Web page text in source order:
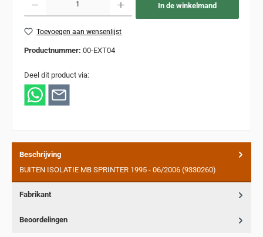
In de winkelmand
Toevoegen aan wensenlijst
Productnummer: 00-EXT04
Deel dit product via:
Beschrijving
BUITEN ISOLATIE MB SPRINTER 1995 - 06/2006 (9330260)
Fabrikant
Beoordelingen